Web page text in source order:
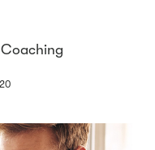
Coaching